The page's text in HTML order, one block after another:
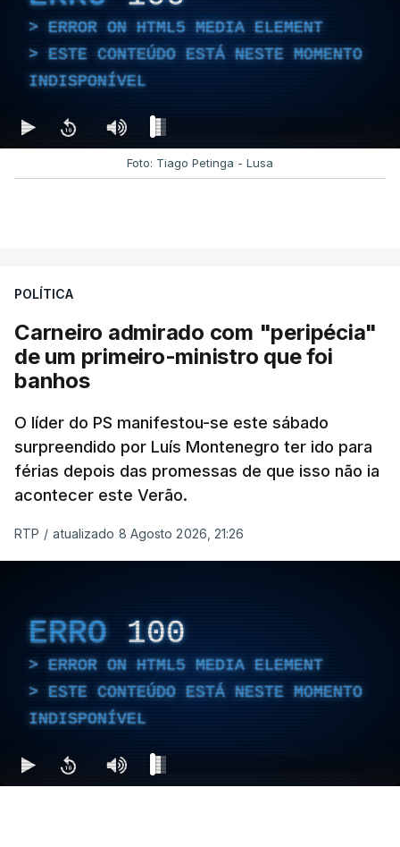
ERROR ON HTML5 MEDIA ELEMENT
ESTE CONTEÚDO ESTÁ NESTE MOMENTO
INDISPONÍVEL
Foto: Tiago Petinga - Lusa
POLÍTICA
Carneiro admirado com "peripécia"
de um primeiro-ministro que foi
banhos
O líder do PS manifestou-se este sábado
surpreendido por Luís Montenegro ter ido para
férias depois das promessas de que isso não ia
acontecer este Verão.
RTP / atualizado 8 Agosto 2026, 21:26
ERRO 100
ERROR ON HTML5 MEDIA ELEMENT
ESTE CONTEÚDO ESTÁ NESTE MOMENTO
INDISPONÍVEL